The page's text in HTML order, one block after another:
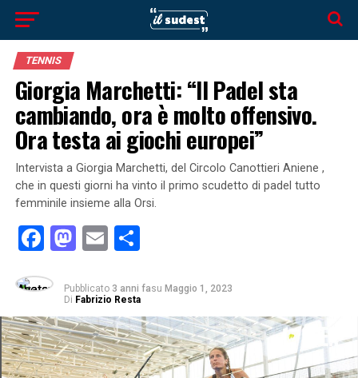
TENNIS
Giorgia Marchetti: “Il Padel sta
cambiando, ora è molto offensivo.
Ora testa ai giochi europei”
Intervista a Giorgia Marchetti, del Circolo Canottieri Aniene ,
che in questi giorni ha vinto il primo scudetto di padel tutto
femminile insieme alla Orsi.
Facebook
Mastodon
EmailCondividi
Pubblicato 3 anni fasu Maggio 1, 2023
Di Fabrizio Resta